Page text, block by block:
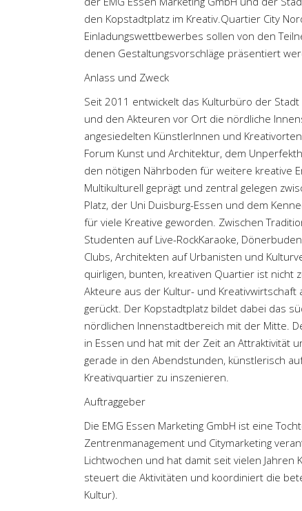
den Kopstadtplatz im Kreativ.Quartier City
Einladungswettbewerbes sollen von den
denen Gestaltungsvorschläge präsentiert
Anlass und Zweck
Seit 2011 entwickelt das Kulturbüro der
und den Akteuren vor Ort die nördliche
angesiedelten KünstlerInnen und
Forum Kunst und Architektur, dem
den nötigen Nährboden für weitere kreative
Multikulturell geprägt und zentral gelegen
Platz, der Uni Duisburg-Essen und dem
für viele Kreative geworden. Zwischen
Studenten auf Live-RockKaraoke,
Clubs, Architekten auf Urbanisten und
quirligen, bunten, kreativen Quartier ist nicht
Akteure aus der Kultur- und
gerückt. Der Kopstadtplatz bildet dabei das
nördlichen Innenstadtbereich mit der Mitte.
in Essen und hat mit der Zeit an Attraktivität
gerade in den Abendstunden, künstlerisch
Kreativquartier zu inszenieren.
Auftraggeber
Die EMG Essen Marketing GmbH ist eine
Zentrenmanagement und Citymarketing
Lichtwochen und hat damit seit vielen Jahren
steuert die Aktivitäten und koordiniert die
Kultur).